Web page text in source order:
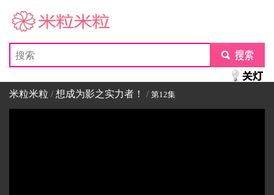
米粒米粒
submit
米粒米粒 /想成为影之实力者！ / 第12集